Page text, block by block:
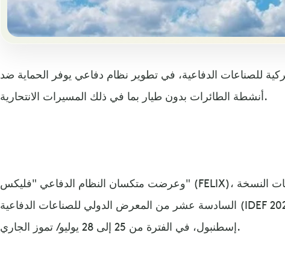
للصناعات الدفاعية، في تطوير نظام دفاعي يوفر الحماية ضد
أنشطة الطائرات بدون طيار بما في ذلك المسيرات الانتحارية.
وعرضت متكسان النظام الدفاعي "فليكس" (FELIX)، لأول مرة، ضمن فعاليات النسخة
السادسة عشر من المعرض الدولي للصناعات الدفاعية (IDEF 2023)، الذي يجري تنظيمه في
إسطنبول، في الفترة من 25 إلى 28 يوليو/ تموز الجاري.